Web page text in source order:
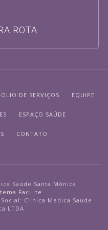
ROTA
DE SERVIÇOS EQUIPE
ESPAÇO SAÚDE
CONTATO
Saúde Santa Mônica
Facilite
Social: Clinica Medica Saude
LTDA